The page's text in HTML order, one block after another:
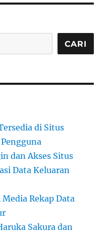
CARI
di Situs
dan Akses Situs
Data Keluaran
Rekap Data
Sakura dan